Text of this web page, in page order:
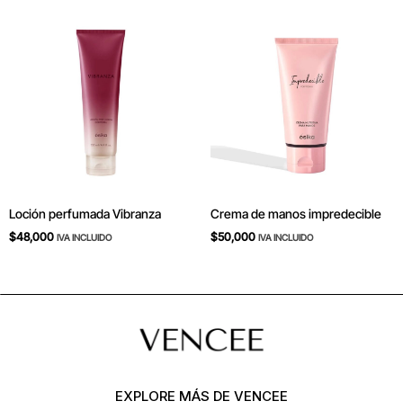
Loción perfumada Vibranza
$48,000 IVA INCLUIDO
Crema de manos impredecible
$50,000 IVA INCLUIDO
EXPLORE MÁS DE VENCEE